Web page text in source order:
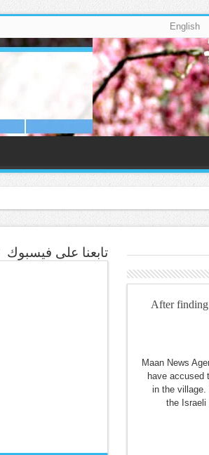
English
?”After
Maan News
have accused
in the village.
the Israeli
تابعنا على فيسبوك